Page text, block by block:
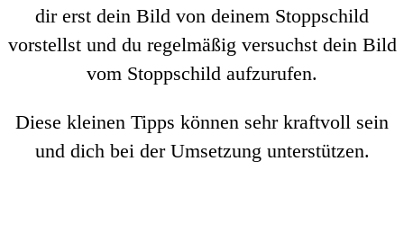
dir erst dein Bild von deinem Stoppschild
vorstellst und du regelmäßig versuchst dein Bild
vom Stoppschild aufzurufen.
Diese kleinen Tipps können sehr kraftvoll sein
und dich bei der Umsetzung unterstützen.